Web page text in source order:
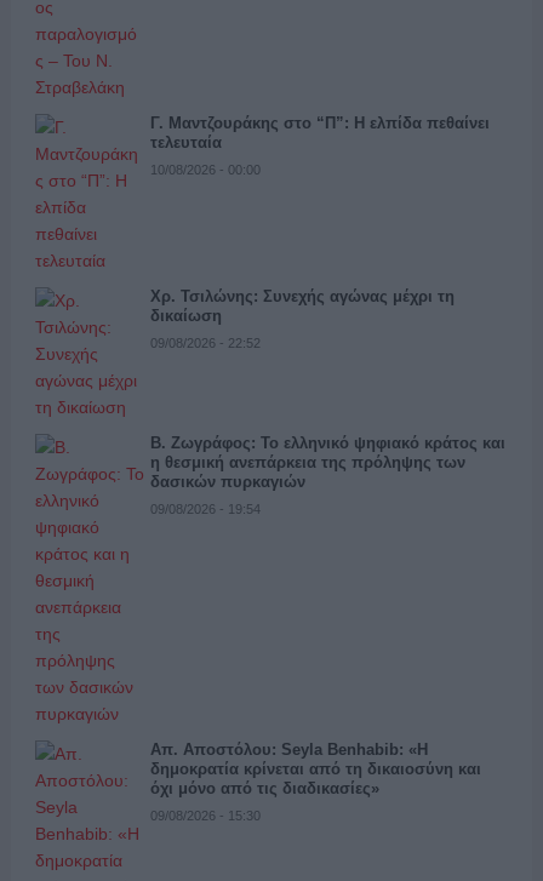
Γ. Μαντζουράκης στο “Π”: Η ελπίδα πεθαίνει
τελευταία
10/08/2026 - 00:00
Χρ. Τσιλώνης: Συνεχής αγώνας μέχρι τη
δικαίωση
09/08/2026 - 22:52
Β. Ζωγράφος: Το ελληνικό ψηφιακό κράτος και
η θεσμική ανεπάρκεια της πρόληψης των
δασικών πυρκαγιών
09/08/2026 - 19:54
Απ. Αποστόλου: Seyla Benhabib: «Η
δημοκρατία κρίνεται από τη δικαιοσύνη και
όχι μόνο από τις διαδικασίες»
09/08/2026 - 15:30